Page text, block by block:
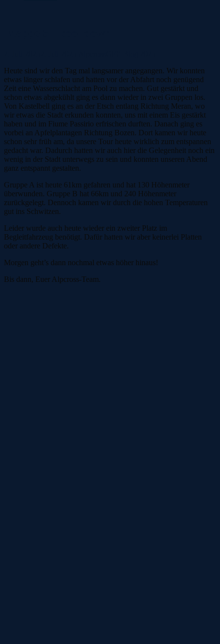
Heute sind wir den Tag mal langsamer angegangen. Wir konnten
etwas länger schlafen und hatten vor der Abfahrt noch genügend
Zeit eine Wasserschlacht am Pool zu machen. Gut gestärkt und
schon etwas abgekühlt ging es dann wieder in zwei Gruppen los.
Von Kastelbell ging es an der Etsch entlang Richtung Meran, wo
wir etwas die Stadt erkunden konnten, uns mit einem Eis gestärkt
haben und im Fiume Passirio erfrischen durften. Danach ging es
vorbei an Apfelplantagen Richtung Bozen. Dort kamen wir heute
schon sehr früh am, da unsere Tour heute wirklich zum entspannen
gedacht war. Dadurch hatten wir auch hier die Gelegenheit noch ein
wenig in der Stadt unterwegs zu sein und konnten unseren Abend
ganz entspannt gestalten.
Gruppe A ist heute 61km gefahren und hat 130 Höhenmeter
überwunden. Gruppe B hat 66km und 240 Höhenmeter
zurückgelegt. Dennoch kamen wir durch die hohen Temperaturen
gut ins Schwitzen.
Leider wurde auch heute wieder ein zweiter Platz im
Begleitfahrzeug benötigt. Dafür hatten wir aber keinerlei Platten
oder andere Defekte.
Morgen geht’s dann nochmal etwas höher hinaus!
Bis dann, Euer Alpcross-Team.